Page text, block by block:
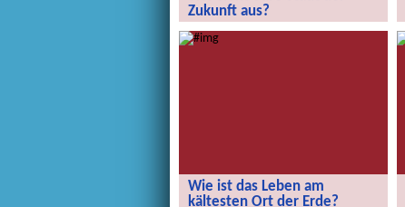
Zukunft aus?
Wie sieht eure Stadt der Zukunft aus?
Wie ist das Leben am
kältesten Ort der Erde?